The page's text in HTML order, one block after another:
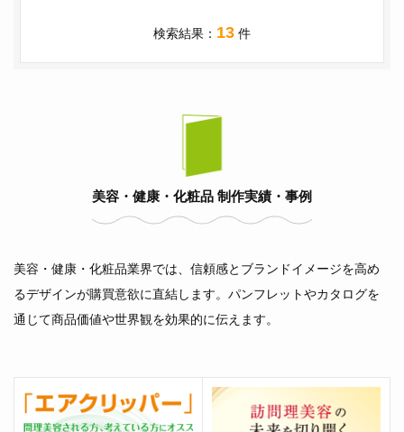
検索結果： 13 件
美容・健康・化粧品 制作実績・事例
美容・健康・化粧品業界では、信頼感とブランドイメージを高め
るデザインが購買意欲に直結します。パンフレットやカタログを
通じて商品価値や世界観を効果的に伝えます。